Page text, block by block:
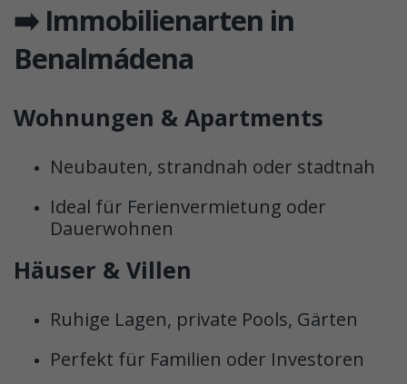
➡️ Immobilienarten in
Benalmádena
Wohnungen & Apartments
Neubauten, strandnah oder stadtnah
Ideal für Ferienvermietung oder
Dauerwohnen
Häuser & Villen
Ruhige Lagen, private Pools, Gärten
Perfekt für Familien oder Investoren